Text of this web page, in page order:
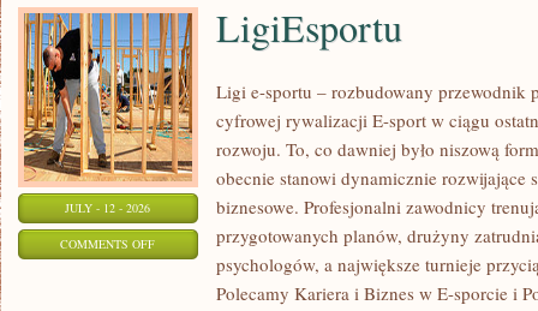
JULY - 12 - 2026
COMMENTS OFFON
LIGIESPORTU
LigiEsportu
Ligi e-sportu – rozbudowany przewodnik
cyfrowej rywalizacji E-sport w ciągu
rozwoju. To, co dawniej było niszową
obecnie stanowi dynamicznie rozwijające
biznesowe. Profesjonalni zawodnicy
przygotowanych planów, drużyny
psychologów, a największe turnieje
Polecamy Kariera i Biznes w E-sporcie i